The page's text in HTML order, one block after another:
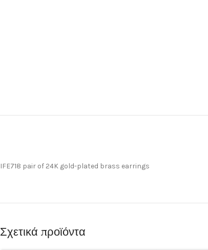
IFE718 pair of 24K gold-plated brass earrings
Σχετικά προϊόντα